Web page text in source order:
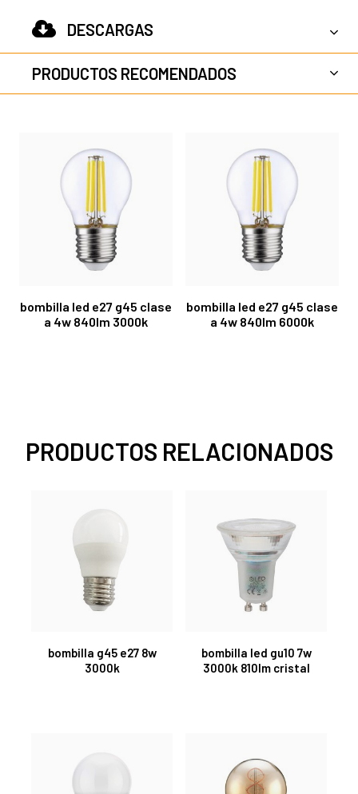
DESCARGAS
PRODUCTOS RECOMENDADOS
bombilla led e27 g45 clase
a 4w 840lm 3000k
bombilla led e27 g45 clase
a 4w 840lm 6000k
PRODUCTOS RELACIONADOS
bombilla g45 e27 8w
3000k
bombilla led gu10 7w
3000k 810lm cristal